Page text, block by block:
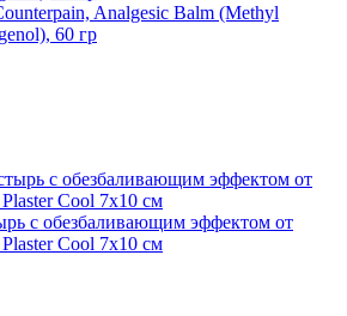
Analgesic Balm (Methyl
60 гр
с обезбаливающим эффектом от
Cool 7x10 см